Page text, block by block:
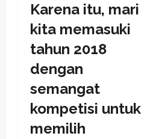
Karena itu, mari
kita memasuki
tahun 2018
dengan
semangat
kompetisi untuk
memilih